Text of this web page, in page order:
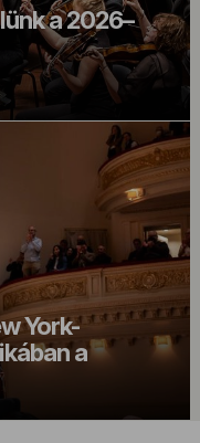
a 2026–
York-
a